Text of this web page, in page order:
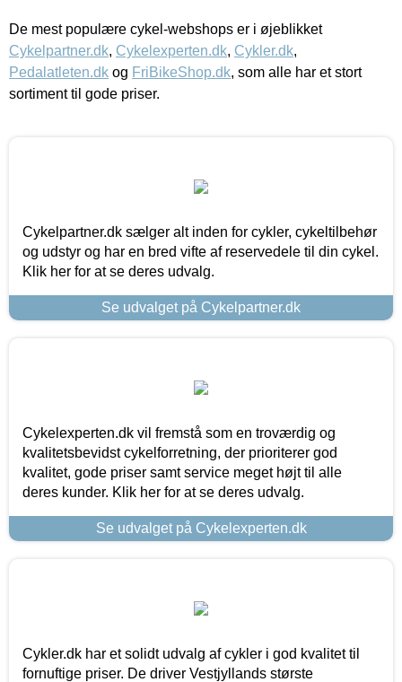
De mest populære cykel-webshops er i øjeblikket
Cykelpartner.dk, Cykelexperten.dk, Cykler.dk,
Pedalatleten.dk og FriBikeShop.dk, som alle har et stort
sortiment til gode priser.
Cykelpartner.dk sælger alt inden for cykler, cykeltilbehør
og udstyr og har en bred vifte af reservedele til din cykel.
Klik her for at se deres udvalg.
Se udvalget på Cykelpartner.dk
Cykelexperten.dk vil fremstå som en troværdig og
kvalitetsbevidst cykelforretning, der prioriterer god
kvalitet, gode priser samt service meget højt til alle
deres kunder. Klik her for at se deres udvalg.
Se udvalget på Cykelexperten.dk
Cykler.dk har et solidt udvalg af cykler i god kvalitet til
fornuftige priser. De driver Vestjyllands største